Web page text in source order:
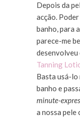
Depois da
acção.
banho, para
parece-me
desenvolveu
Tanning
Basta usá-lo
banho e
minute-
a nossa pele